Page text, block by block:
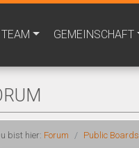
TEAM GEMEINSCHAFT
bist hier: Forum Public Boards